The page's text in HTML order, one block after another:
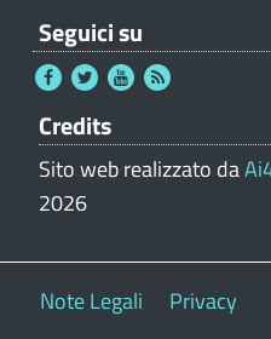
Seguici su
Credits
Sito web realizzato da
2026
Note Legali Privacy